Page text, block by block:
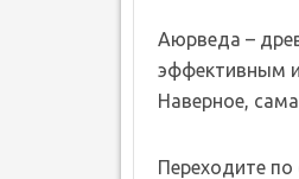
Аюрведа –
эффективным и
Наверное,
Переходите